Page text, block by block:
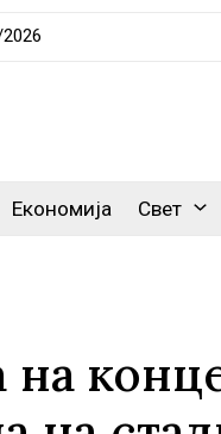
Економија Свет